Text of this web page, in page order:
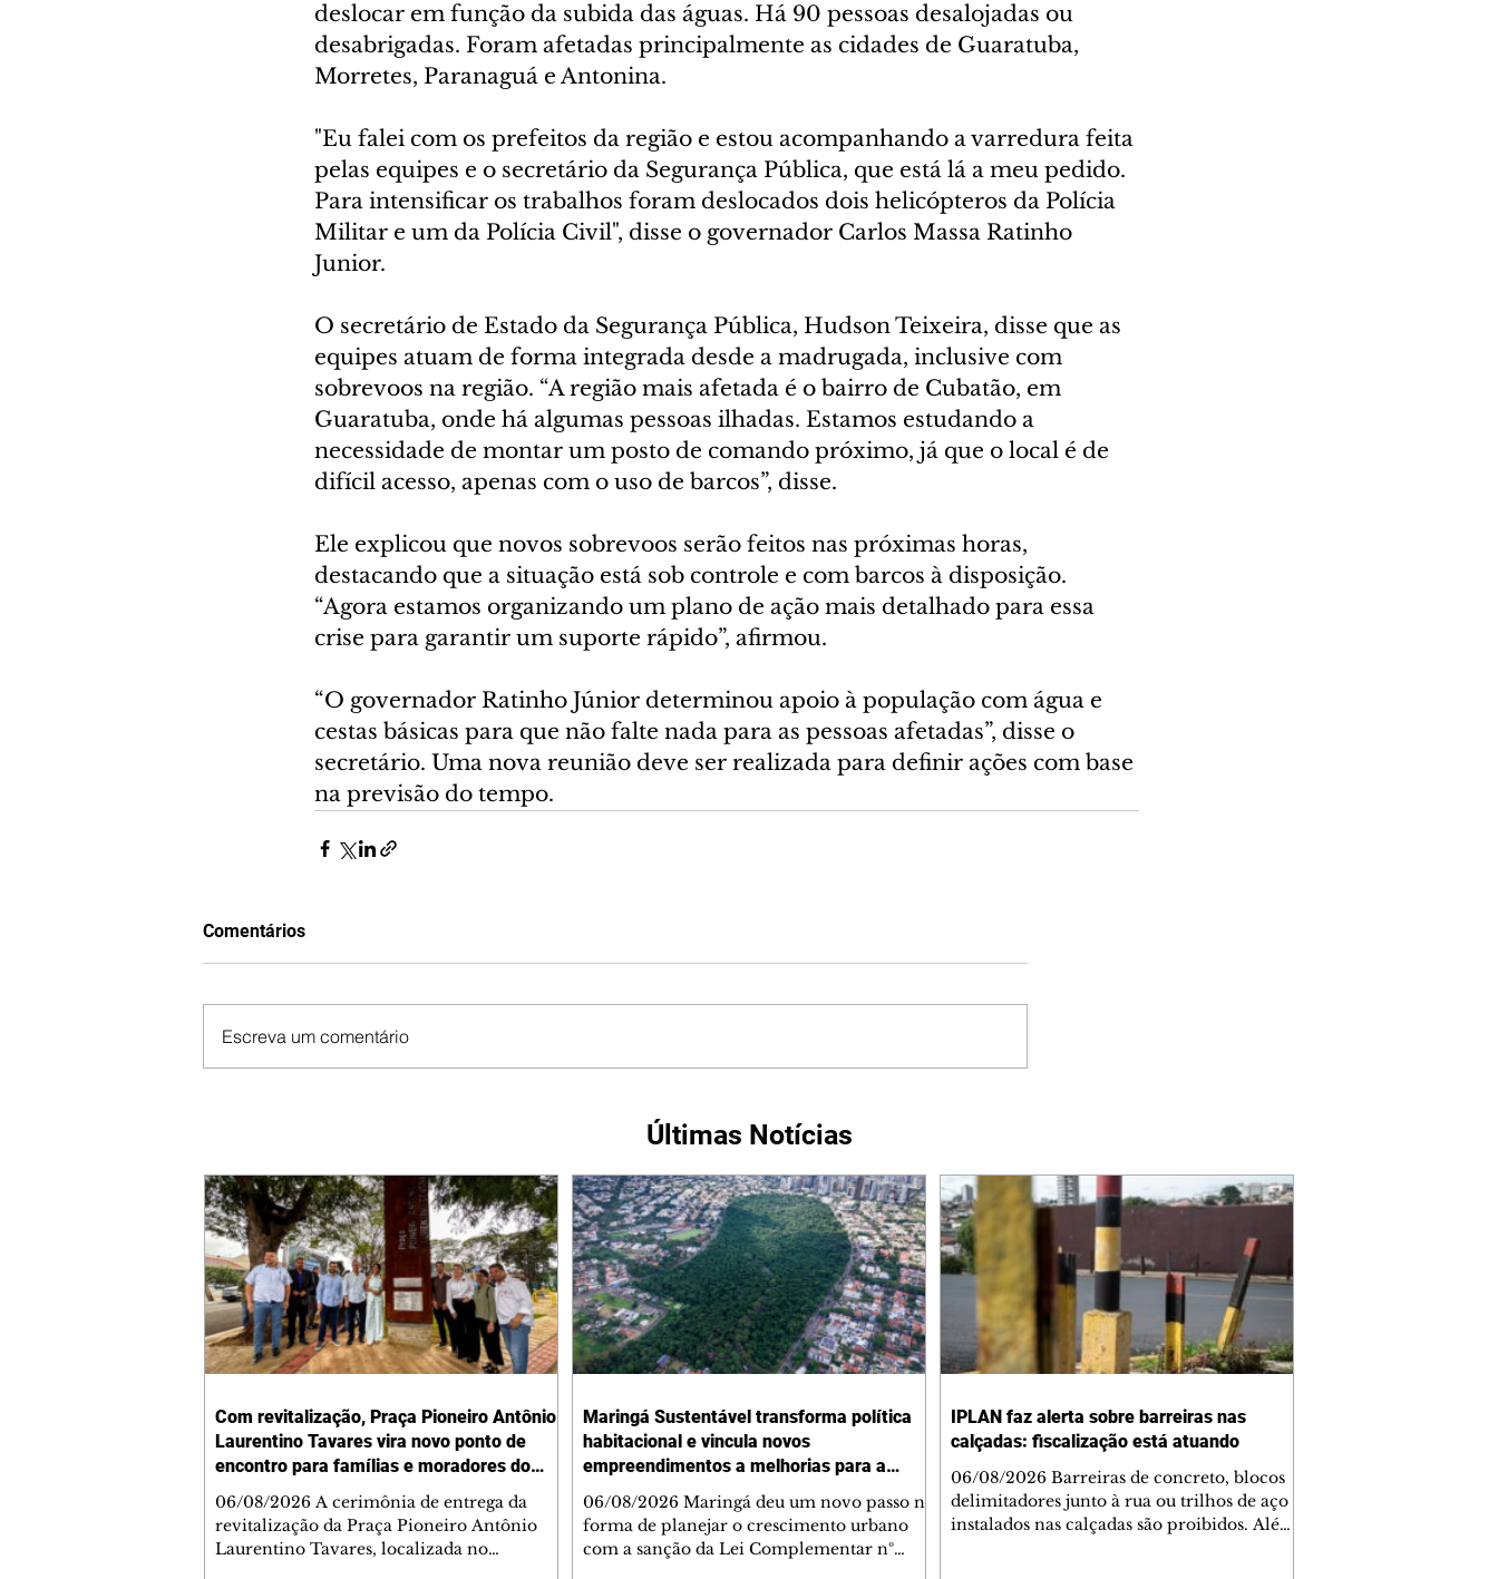
deslocar em função da subida das águas. Há 90 pessoas desalojadas ou
desabrigadas. Foram afetadas principalmente as cidades de Guaratuba,
Morretes, Paranaguá e Antonina.
"Eu falei com os prefeitos da região e estou acompanhando a varredura feita
pelas equipes e o secretário da Segurança Pública, que está lá a meu pedido.
Para intensificar os trabalhos foram deslocados dois helicópteros da Polícia
Militar e um da Polícia Civil", disse o governador Carlos Massa Ratinho
Junior.
O secretário de Estado da Segurança Pública, Hudson Teixeira, disse que as
equipes atuam de forma integrada desde a madrugada, inclusive com
sobrevoos na região. “A região mais afetada é o bairro de Cubatão, em
Guaratuba, onde há algumas pessoas ilhadas. Estamos estudando a
necessidade de montar um posto de comando próximo, já que o local é de
difícil acesso, apenas com o uso de barcos”, disse.
Ele explicou que novos sobrevoos serão feitos nas próximas horas,
destacando que a situação está sob controle e com barcos à disposição.
“Agora estamos organizando um plano de ação mais detalhado para essa
crise para garantir um suporte rápido”, afirmou.
“O governador Ratinho Júnior determinou apoio à população com água e
cestas básicas para que não falte nada para as pessoas afetadas”, disse o
secretário. Uma nova reunião deve ser realizada para definir ações com base
na previsão do tempo.
Comentários
Escreva um comentário
Últimas Notícias
Com revitalização, Praça Pioneiro Antônio
Laurentino Tavares vira novo ponto de
encontro para famílias e moradores do
Jardim Liberdade
06/08/2026 A cerimônia de entrega da
revitalização da Praça Pioneiro Antônio
Laurentino Tavares, localizada no
Maringá Sustentável transforma política
habitacional e vincula novos
empreendimentos a melhorias para a
cidade
06/08/2026 Maringá deu um novo passo na
forma de planejar o crescimento urbano
com a sanção da Lei Complementar nº
IPLAN faz alerta sobre barreiras nas
calçadas: fiscalização está atuando
06/08/2026 Barreiras de concreto, blocos
delimitadores junto à rua ou trilhos de aço
instalados nas calçadas são proibidos. Além